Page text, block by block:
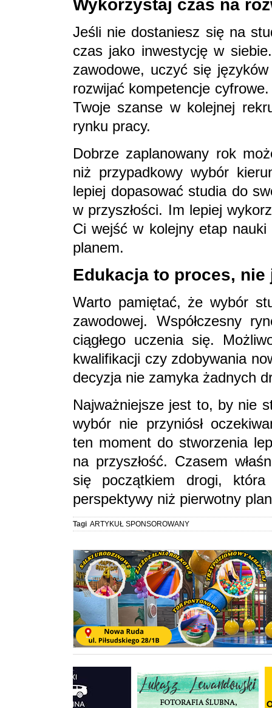
Wykorzystaj czas na
Jeśli nie dostaniesz się na
czas jako inwestycję w
zawodowe, uczyć się
rozwijać kompetencje
Twoje szanse w kolejnej
rynku pracy.
Dobrze zaplanowany rok
niż przypadkowy wybór
lepiej dopasować studia do
w przyszłości. Im lepiej
Ci wejść w kolejny etap
planem.
Edukacja to proces,
Warto pamiętać, że wybór
zawodowej. Współczesny
ciągłego uczenia się.
kwalifikacji czy zdobywania
decyzja nie zamyka żadnych
Najważniejsze jest to, by nie
wybór nie przyniósł
ten moment do stworzenia
na przyszłość. Czasem
się początkiem drogi,
perspektywy niż pierwotny
Tagi ARTYKUŁ SPONSOROWANY